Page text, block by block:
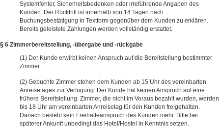
Systemfehler, Sicherheitsbedenken oder irreführende Angaben des
Kunden. Der Rücktritt ist innerhalb von 14 Tagen nach
Buchungsbestätigung in Textform gegenüber dem Kunden zu erklären.
Bereits geleistete Zahlungen werden vollständig erstattet.
§ 6 Zimmerbereitstellung, -übergabe und -rückgabe
Der Kunde erwirbt keinen Anspruch auf die Bereitstellung bestimmter
Zimmer.
Gebuchte Zimmer stehen dem Kunden ab 15 Uhr des vereinbarten
Anreisetages zur Verfügung. Der Kunde hat keinen Anspruch auf eine
frühere Bereitstellung. Zimmer, die nicht im Voraus bezahlt wurden, werden
bis 18 Uhr am vereinbarten Anreisetag für den Kunden freigehalten.
Danach besteht kein Freihalteanspruch des Kunden mehr. Bitte bei
späterer Ankunft unbedingt das Hotel/Hostel in Kenntnis setzen.